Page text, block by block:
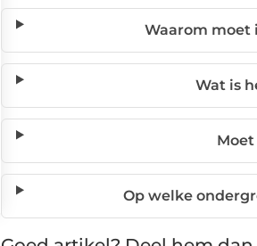
Waarom moet
Wat is
Op welke